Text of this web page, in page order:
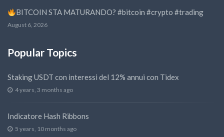
BITCOIN STA MATURANDO? #bitcoin #crypto #trading
August 6, 2026
Popular Topics
Staking USDT con interessi del 12% annui con Tidex
4 years, 3 months ago
Indicatore Hash Ribbons
5 years, 10 months ago